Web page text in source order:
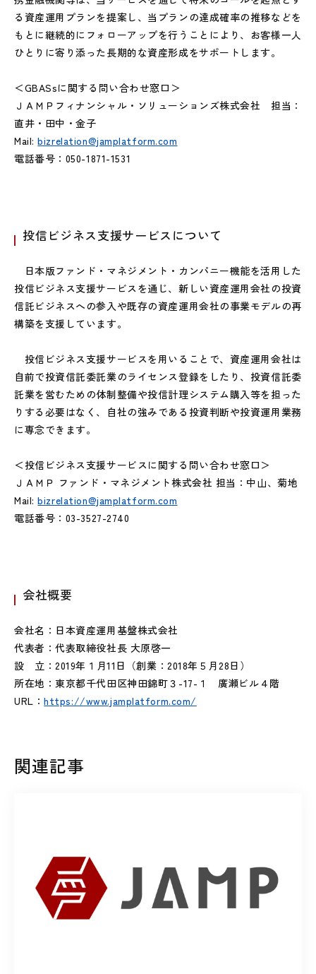
る資産運用プランを提案し、当プランの達成確率の推移などを
もとに継続的にフォローアップを行うことにより、お客様一人
ひとりに寄り添った長期的な資産形成をサポートします。
＜GBASsに関する問い合わせ窓口＞
ＪＡＭＰフィナンシャル・ソリューションズ株式会社 担当：
直井・田中・金子
Mail:bizrelation@jamplatform.com
電話番号：050-1871-1531
投信ビジネス支援サービスについて
日本版ファンド・マネジメント・カンパニー機能を活用した
投信ビジネス支援サービスを通じ、新しい資産運用会社の投資
信託ビジネスへの参入や既存の資産運用会社の事業モデルの再
構築を支援しています。
投信ビジネス支援サービスを用いることで、資産運用会社は
自前で投資信託委託業のライセンス登録をしたり、投資信託委
託業を営むための体制整備や投信計理システム購入等を担った
りする必要はなく、自社の強みである投資判断や投資運用業務
に専念できます。
＜投信ビジネス支援サービスに関する問い合わせ窓口＞
ＪＡＭＰ ファンド・マネジメント株式会社 担当：中山、菊地
Mail:bizrelation@jamplatform.com
電話番号：03-3527-2740
会社概要
会社名：日本資産運用基盤株式会社
代表者：代表取締役社長 大原啓一
設 立：2019年１月11日（創業：2018年５月28日）
所在地：東京都千代田区神田錦町３-17-１ 廣瀬ビル４階
URL：https://www.jamplatform.com/
関連記事